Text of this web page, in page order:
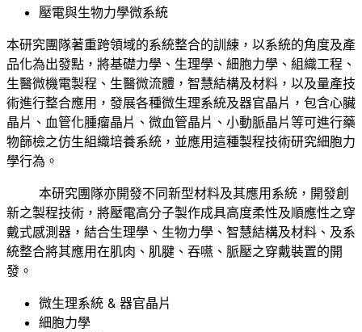
壓電與生物力學微系統
本研究團隊著重跨領域的系統整合的訓練，以系統的角度及產
品化為出發點，將基礎力學、生理學、細胞力學、組織工程、
生醫微機電製程、生醫微流體，智慧結構及材料，以及量產技
術進行整合應用，發展各種微生理系統及器官晶片，包含心臟
晶片、血管化腫瘤晶片、微血管晶片、小動脈晶片等可進行藥
物篩檢之仿生組織培養系統，並應用這種製程技術研究細胞力
學行為。
本研究團隊亦開發不同新型材料及其應用系統，開發創
新之製程技術，將壓電高分子製作成具高度柔性及順應性之穿
戴式感測器，結合生理學、生物力學、智慧結構及材料、及系
統整合將其應用在肌肉、肌腱、吞嚥、脈壓之穿戴裝置的開
發。
微生理系統 & 器官晶片
細胞力學